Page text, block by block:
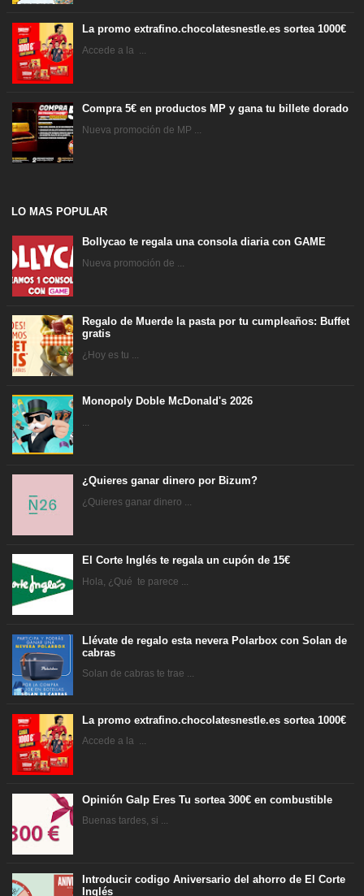
La promo extrafino.chocolatesnestle.es sortea 1000€
Accede a la ...
Compra 5€ en productos MP y gana tu billete dorado
Nueva promoción de MP ...
LO MAS POPULAR
Bollycao te regala una consola diaria con GAME
Nueva promoción de ...
Regalo de Muerde la pasta por tu cumpleaños: Buffet
gratis
¿Hoy es tu ...
Monopoly Doble McDonald's 2026
...
¿Quieres ganar dinero por Bizum?
¿Quieres ganar dinero ...
El Corte Inglés te regala un cupón de 15€
Hola, ¿Qué te parece ...
Llévate de regalo esta nevera Polarbox con Solan de
cabras
Solan de cabras te trae ...
La promo extrafino.chocolatesnestle.es sortea 1000€
Accede a la ...
Opinión Galp Eres Tu sortea 300€ en combustible
Buenas tardes, si ...
Introducir codigo Aniversario del ahorro de El Corte
Inglés